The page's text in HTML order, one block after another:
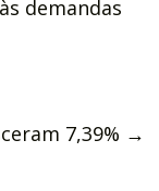
demandas
7,39% →